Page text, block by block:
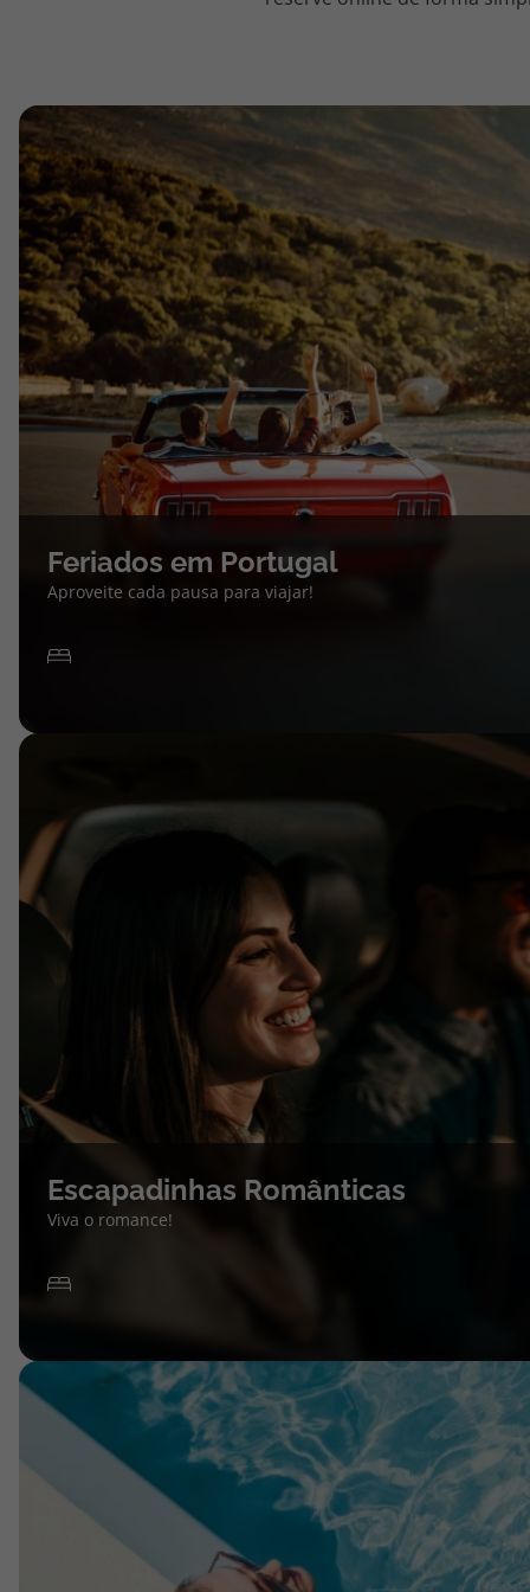
topatlantico@topatlantico.com
Feriados em Portugal
Aproveite cada pausa para viajar!
Escapadinhas Românticas
Viva o romance!